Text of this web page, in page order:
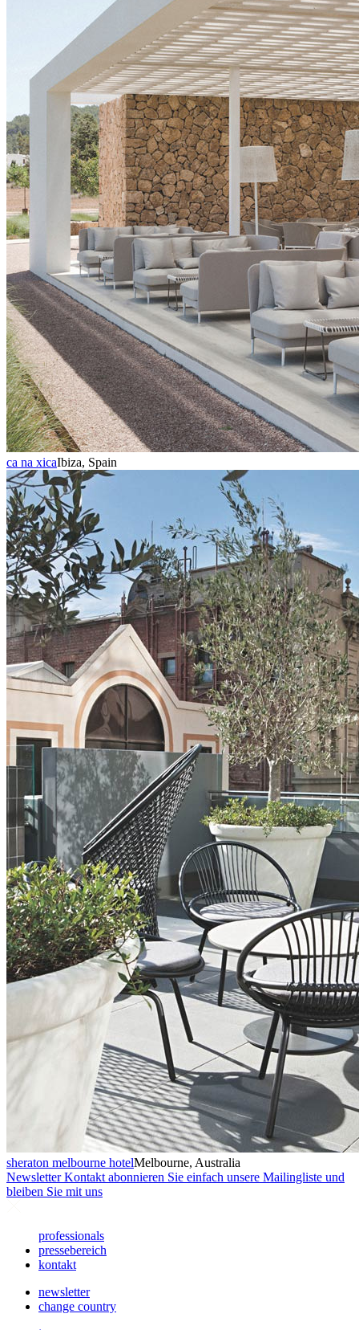
ca na xicaIbiza, Spain
sheraton melbourne hotelMelbourne, Australia
Newsletter Kontakt abonnieren Sie einfach unsere Mailingliste und
bleiben Sie mit uns
professionals
pressebereich
kontakt
newsletter
change country